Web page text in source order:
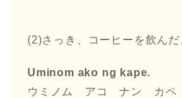
ヤ
(2)さっき、コーヒーを飲んだ
Uminom ako ng kape.
ウミノム アコ ナン カペ